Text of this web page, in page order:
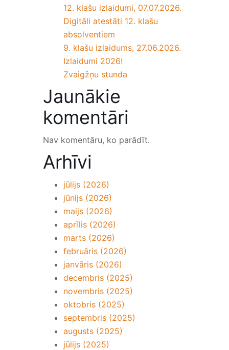
12. klašu izlaidumi, 07.07.2026.
Digitāli atestāti 12. klašu
absolventiem
9. klašu izlaidums, 27.06.2026.
Izlaidumi 2026!
Zvaigžņu stunda
Jaunākie
komentāri
Nav komentāru, ko parādīt.
Arhīvi
jūlijs (2026)
jūnijs (2026)
maijs (2026)
aprīlis (2026)
marts (2026)
februāris (2026)
janvāris (2026)
decembris (2025)
novembris (2025)
oktobris (2025)
septembris (2025)
augusts (2025)
jūlijs (2025)